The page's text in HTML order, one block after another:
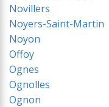
Novillers
Noyers-Saint-Martin
Noyon
Offoy
Ognes
Ognolles
Ognon